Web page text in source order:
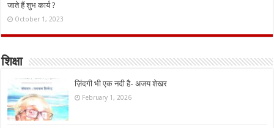
जाते हैं शुभ कार्य ?
October 1, 2023
शिक्षा
ज़िंदगी भी एक नदी है- अजय शेखर
February 1, 2026